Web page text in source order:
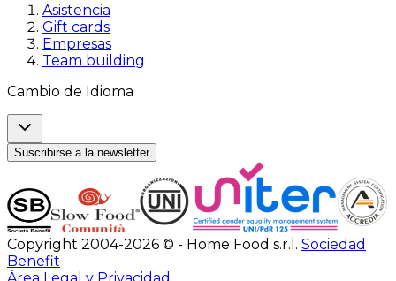
Asistencia
Gift cards
Empresas
Team building
Cambio de Idioma
Suscribirse a la newsletter
Copyright 2004-2026 © - Home Food s.r.l. Sociedad
Benefit